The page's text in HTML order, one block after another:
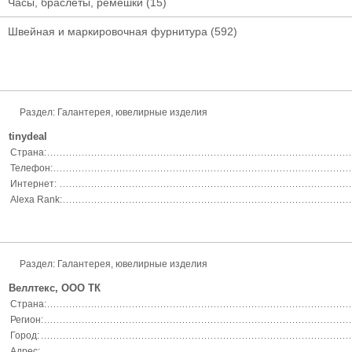
Швейная и маркировочная фурнитура (592)
Раздел: Галантерея, ювелирные изделия
tinydeal
Страна:
Телефон:
Интернет:
Alexa Rank:
Раздел: Галантерея, ювелирные изделия
Веллтекс, ООО ТК
Страна:
Регион:
Город: